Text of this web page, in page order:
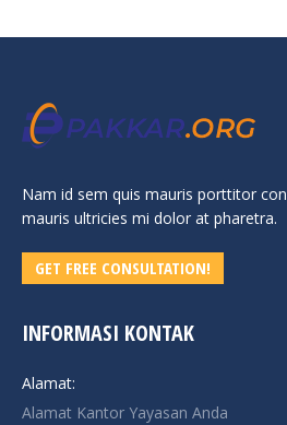
Nam id sem quis mauris porttitor
mauris ultricies mi dolor at pharetra.
GET FREE CONSULTATION!
INFORMASI KONTAK
Alamat:
Alamat Kantor Yayasan Anda